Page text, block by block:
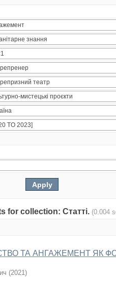
for collection: Статті. (0.004
ТА АНГАЖЕМЕНТ ЯК
(2021)